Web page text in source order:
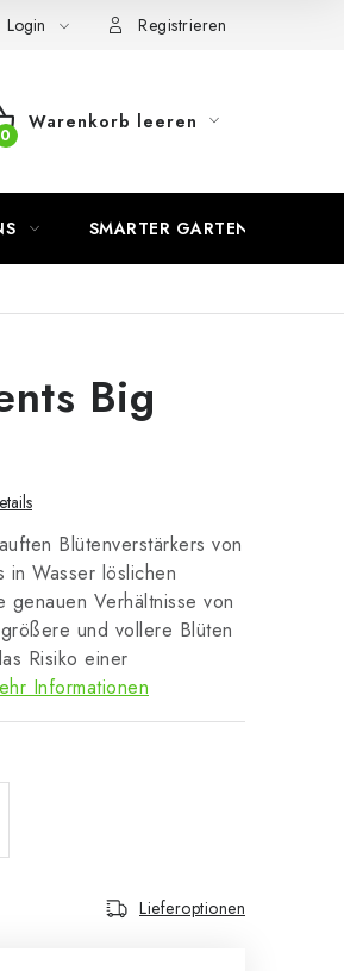
Login Registrieren
Warenkorb leeren
SMARTER GARTEN
Big
Blütenverstärkers von
Wasser löslichen
Verhältnisse von
und vollere Blüten
Risiko einer
Informationen
Lieferoptionen